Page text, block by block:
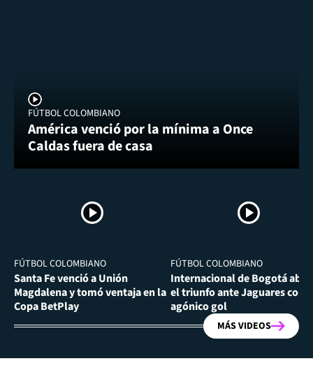
FÚTBOL COLOMBIANO
América venció por la mínima a Once
Caldas fuera de casa
FÚTBOL COLOMBIANO
Santa Fe venció a Unión
Magdalena y tomó ventaja en la
Copa BetPlay
FÚTBOL COLOMBIANO
Internacional de Bogotá
el triunfo ante Jaguares con
agónico gol
MÁS VIDEOS